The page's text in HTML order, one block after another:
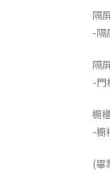
隔
-隔
隔
-門
櫥
-櫥
(畢